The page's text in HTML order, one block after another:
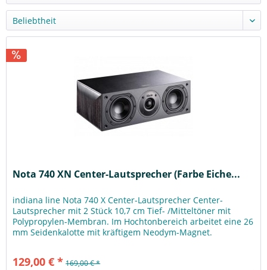
Nota 740 XN Center-Lautsprecher (Farbe Eiche...
indiana line Nota 740 X Center-Lautsprecher Center-
Lautsprecher mit 2 Stück 10,7 cm Tief- /Mitteltöner mit
Polypropylen-Membran. Im Hochtonbereich arbeitet eine 26
mm Seidenkalotte mit kräftigem Neodym-Magnet.
129,00 € * 169,00 € *